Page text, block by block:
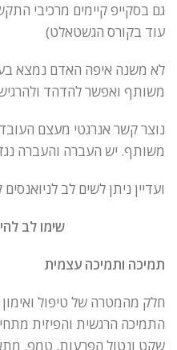
גם בסקייפ קיימים מרכיבי
עוד בקורס הגשטאלט)
לא משנה איפה האדם נמצא
משותף ואפשר להדהד
נוצר קשר אנרגטי מעצם
משותף. יש העברה והעברה
ועדיין ניתן לשים לב
שימו לב
תמיכה ותמיכה עצמית
חלק מהמטרה של טיפול
התמיכה הרגשית והפיזית
שקט ונטול הפרעות, טמפ.